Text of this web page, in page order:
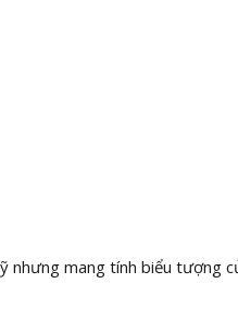
mang tính biểu tượng